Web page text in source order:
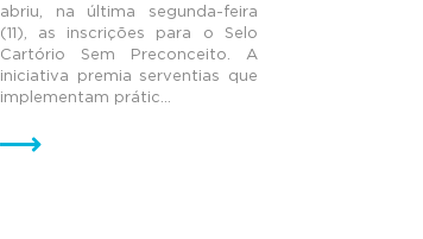
abriu, na última segunda-feira
(11), as inscrições para o Selo
Cartório Sem Preconceito. A
iniciativa premia serventias que
implementam prátic...